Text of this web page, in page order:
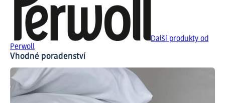
Další produkty od
Perwoll
Vhodné poradenství